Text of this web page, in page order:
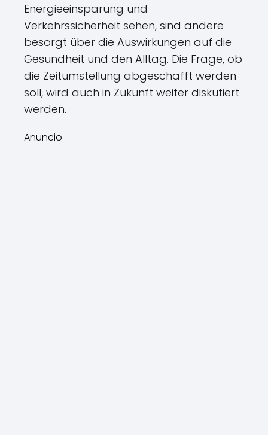
Energieeinsparung und
Verkehrssicherheit sehen, sind andere
besorgt über die Auswirkungen auf die
Gesundheit und den Alltag. Die Frage, ob
die Zeitumstellung abgeschafft werden
soll, wird auch in Zukunft weiter diskutiert
werden.
Anuncio